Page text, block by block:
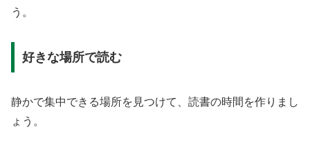
う。
好きな場所で読む
静かで集中できる場所を見つけて、読書の時間を作りまし
ょう。